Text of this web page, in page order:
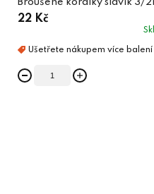
22 Kč